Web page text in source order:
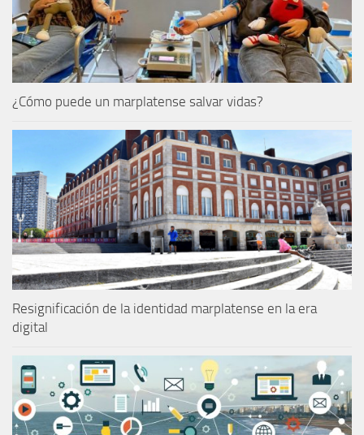
¿Cómo puede un marplatense salvar vidas?
Resignificación de la identidad marplatense en la era
digital